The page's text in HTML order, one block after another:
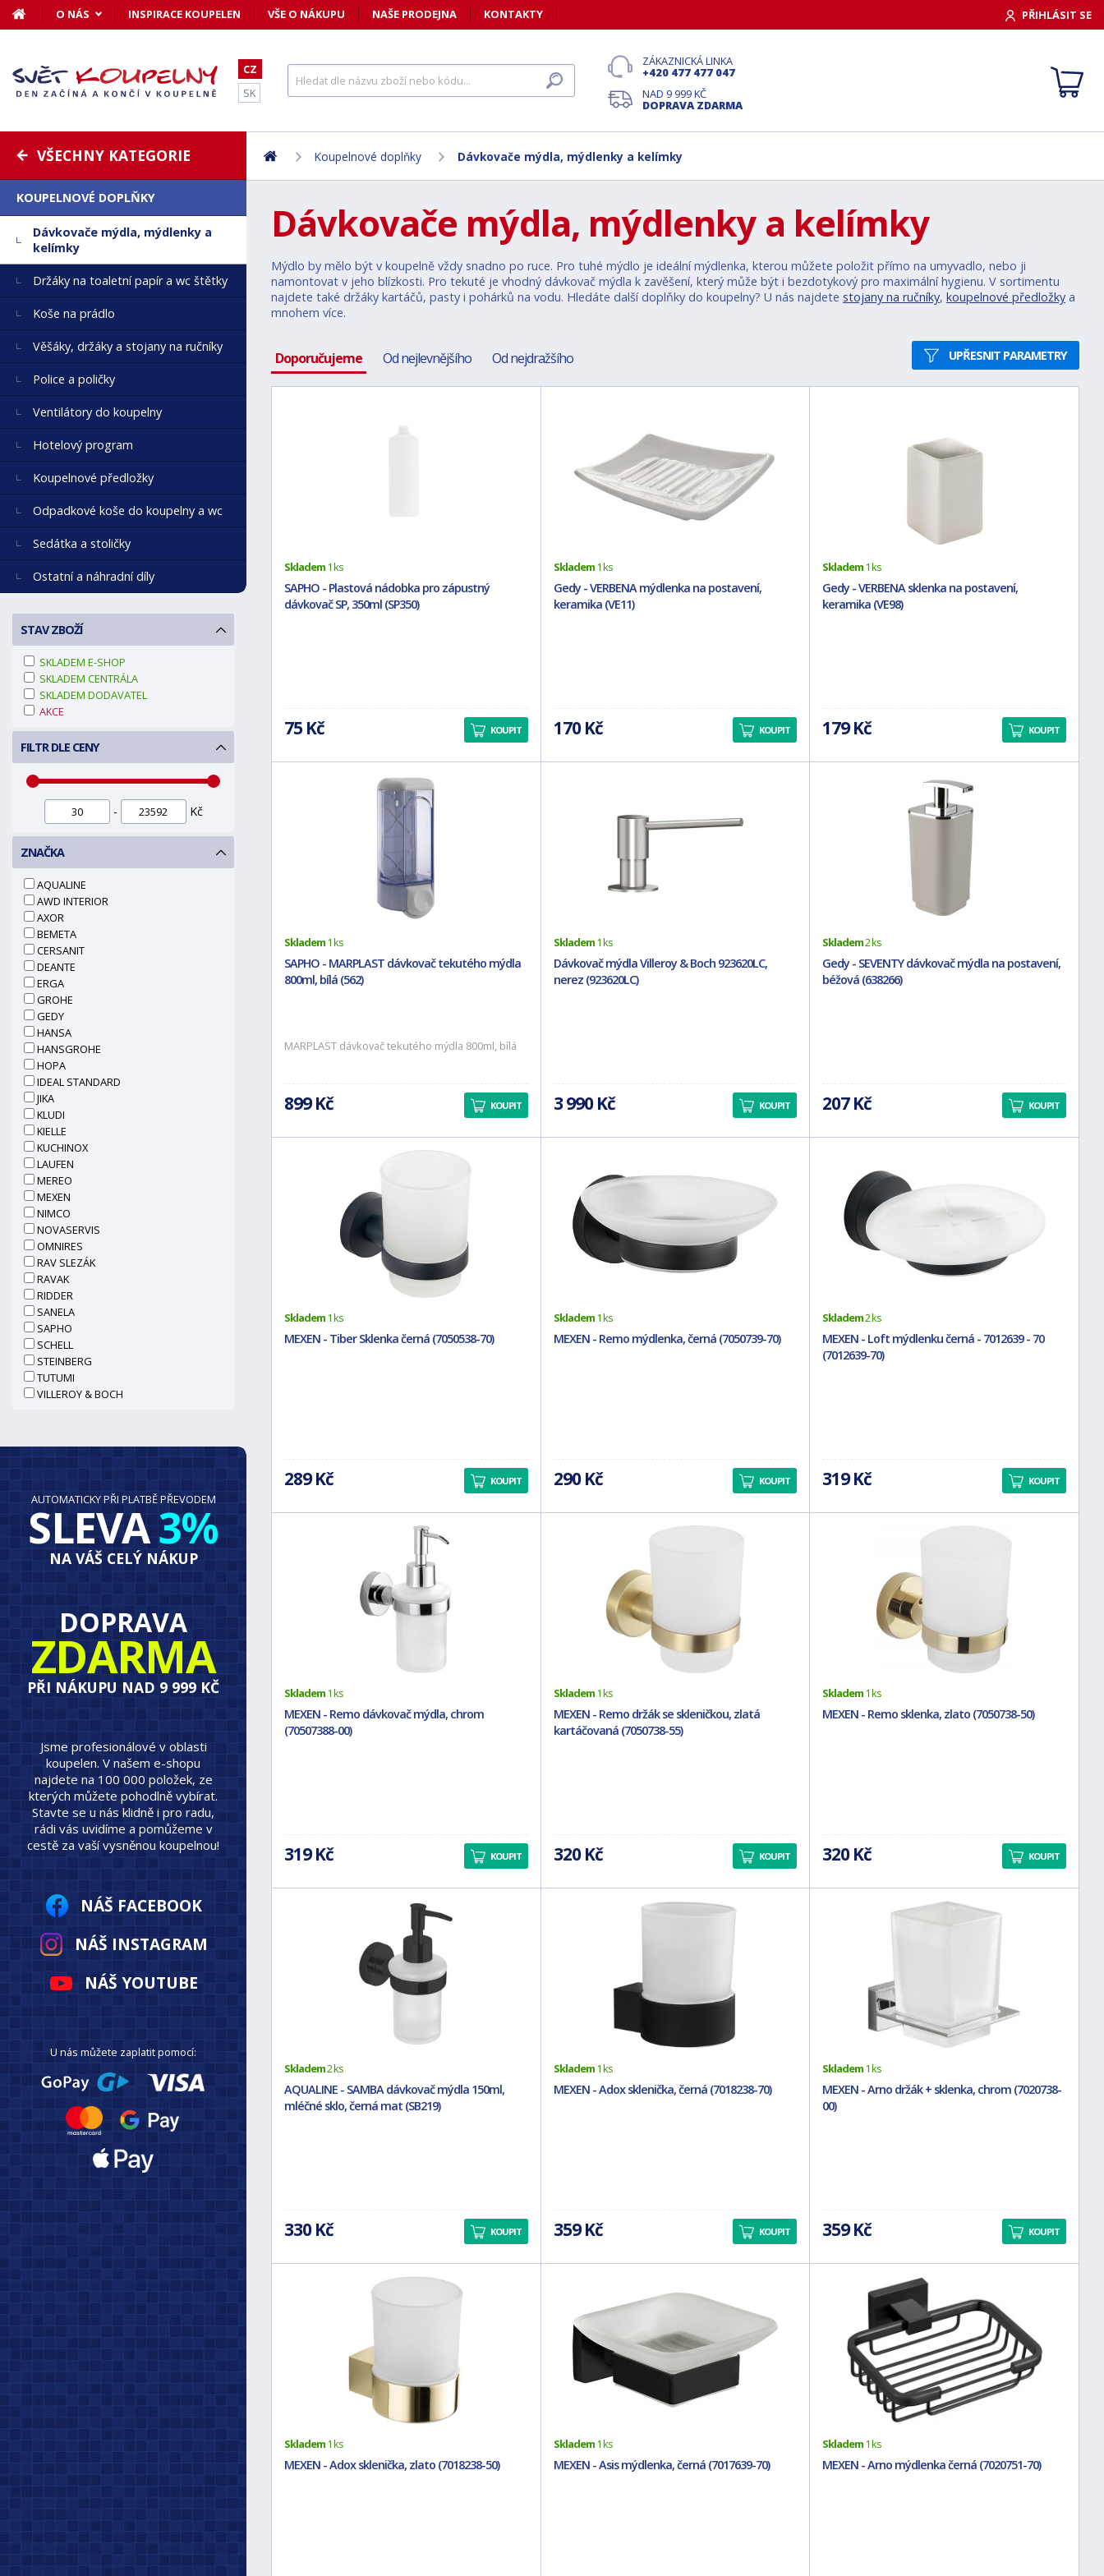
O NÁS INSPIRACE KOUPELEN VŠE O NÁKUPU NAŠE PRODEJNA KONTAKTY PŘIHLÁSIT SE
CZ
SK
ZÁKAZNICKÁ LINKA
+420 477 477 047
NAD 9 999 KČ
DOPRAVA ZDARMA
Koupelnové doplňky Dávkovače mýdla, mýdlenky a kelímky
Dávkovače mýdla, mýdlenky a kelímky
Mýdlo by mělo být v koupelně vždy snadno po ruce. Pro tuhé mýdlo je ideální mýdlenka, kterou můžete položit přímo na umyvadlo, nebo ji
namontovat v jeho blízkosti. Pro tekuté je vhodný dávkovač mýdla k zavěšení, který může být i bezdotykový pro maximální hygienu. V sortimentu
najdete také držáky kartáčů, pasty i pohárků na vodu. Hledáte další doplňky do koupelny? U nás najdete stojany na ručníky, koupelnové předložky a
mnohem více.
Doporučujeme Od nejlevnějšího Od nejdražšího UPŘESNIT PARAMETRY
Skladem1 ks
SAPHO - Plastová nádobka pro zápustný
dávkovač SP, 350ml (SP350)
75 Kč KOUPIT
Skladem1 ks
Gedy - VERBENA mýdlenka na postavení,
keramika (VE11)
170 Kč KOUPIT
Skladem1 ks
Gedy - VERBENA sklenka na postavení,
keramika (VE98)
179 Kč KOUPIT
Skladem1 ks
SAPHO - MARPLAST dávkovač tekutého mýdla
800ml, bílá (562)
MARPLAST dávkovač tekutého mýdla 800ml, bílá
899 Kč KOUPIT
Skladem1 ks
Dávkovač mýdla Villeroy & Boch 923620LC,
nerez (923620LC)
3 990 Kč KOUPIT
Skladem2 ks
Gedy - SEVENTY dávkovač mýdla na postavení,
béžová (638266)
207 Kč KOUPIT
Skladem1 ks
MEXEN - Tiber Sklenka černá (7050538-70)
289 Kč KOUPIT
Skladem1 ks
MEXEN - Remo mýdlenka, černá (7050739-70)
290 Kč KOUPIT
Skladem2 ks
MEXEN - Loft mýdlenku černá - 7012639 - 70
(7012639-70)
319 Kč KOUPIT
Skladem1 ks
MEXEN - Remo dávkovač mýdla, chrom
(70507388-00)
319 Kč KOUPIT
Skladem1 ks
MEXEN - Remo držák se skleničkou, zlatá
kartáčovaná (7050738-55)
320 Kč KOUPIT
Skladem1 ks
MEXEN - Remo sklenka, zlato (7050738-50)
320 Kč KOUPIT
Skladem2 ks
AQUALINE - SAMBA dávkovač mýdla 150ml,
mléčné sklo, černá mat (SB219)
330 Kč KOUPIT
Skladem1 ks
MEXEN - Adox sklenička, černá (7018238-70)
359 Kč KOUPIT
Skladem1 ks
MEXEN - Arno držák + sklenka, chrom (7020738-
00)
359 Kč KOUPIT
Skladem1 ks
MEXEN - Adox sklenička, zlato (7018238-50)
Skladem1 ks
MEXEN - Asis mýdlenka, černá (7017639-70)
Skladem1 ks
MEXEN - Arno mýdlenka černá (7020751-70)
VŠECHNY KATEGORIE
KOUPELNOVÉ DOPLŇKY
Dávkovače mýdla, mýdlenky a
kelímky
Držáky na toaletní papír a wc štětky
Koše na prádlo
Věšáky, držáky a stojany na ručníky
Police a poličky
Ventilátory do koupelny
Hotelový program
Koupelnové předložky
Odpadkové koše do koupelny a wc
Sedátka a stoličky
Ostatní a náhradní díly
STAV ZBOŽÍ
SKLADEM E-SHOP
SKLADEM CENTRÁLA
SKLADEM DODAVATEL
AKCE
FILTR DLE CENY
- Kč
ZNAČKA
AQUALINE
AWD INTERIOR
AXOR
BEMETA
CERSANIT
DEANTE
ERGA
GROHE
GEDY
HANSA
HANSGROHE
HOPA
IDEAL STANDARD
JIKA
KLUDI
KIELLE
KUCHINOX
LAUFEN
MEREO
MEXEN
NIMCO
NOVASERVIS
OMNIRES
RAV SLEZÁK
RAVAK
RIDDER
SANELA
SAPHO
SCHELL
STEINBERG
TUTUMI
VILLEROY & BOCH
AUTOMATICKY PŘI PLATBĚ PŘEVODEM
SLEVA3%
NA VÁŠ CELÝ NÁKUP
DOPRAVA
ZDARMA
PŘI NÁKUPU NAD 9 999 KČ
Jsme profesionálové v oblasti
koupelen. V našem e-shopu
najdete na 100 000 položek, ze
kterých můžete pohodlně vybírat.
Stavte se u nás klidně i pro radu,
rádi vás uvidíme a pomůžeme v
cestě za vaší vysněnou koupelnou!
NÁŠ FACEBOOK
NÁŠ INSTAGRAM
NÁŠ YOUTUBE
U nás můžete zaplatit pomocí: